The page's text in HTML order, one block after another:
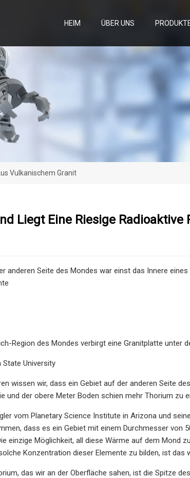
HEIM ÜBER UNS
Vulkanischem Granit
Liegt Eine Riesige
anderen Seite des Mondes war einst das Innere
Region des Mondes verbirgt eine Granitplatte unter
State University
wissen wir, dass ein Gebiet auf der anderen Seite
und der obere Meter Boden schien mehr Thorium zu
vom Planetary Science Institute in Arizona und
dass es ein Gebiet mit einem Durchmesser von
einzige Möglichkeit, all diese Wärme auf dem Mond
Konzentration dieser Elemente zu bilden, ist
das wir an der Oberfläche sahen, ist die Spitze